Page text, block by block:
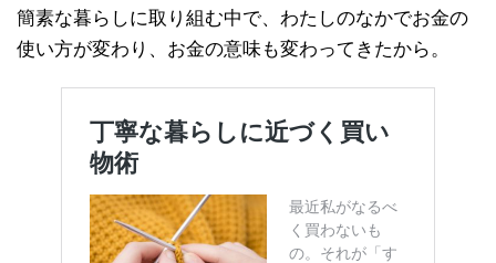
簡素な暮らしに取り組む中で、わたしのなかでお金の
使い方が変わり、お金の意味も変わってきたから。